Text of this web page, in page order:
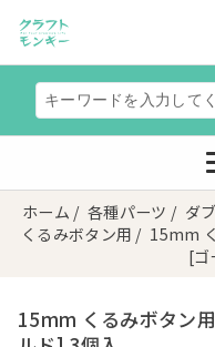
ホーム /各種パーツ / ダ
くるみボタン用 / 15mm
[ゴ
15mm くるみボタン